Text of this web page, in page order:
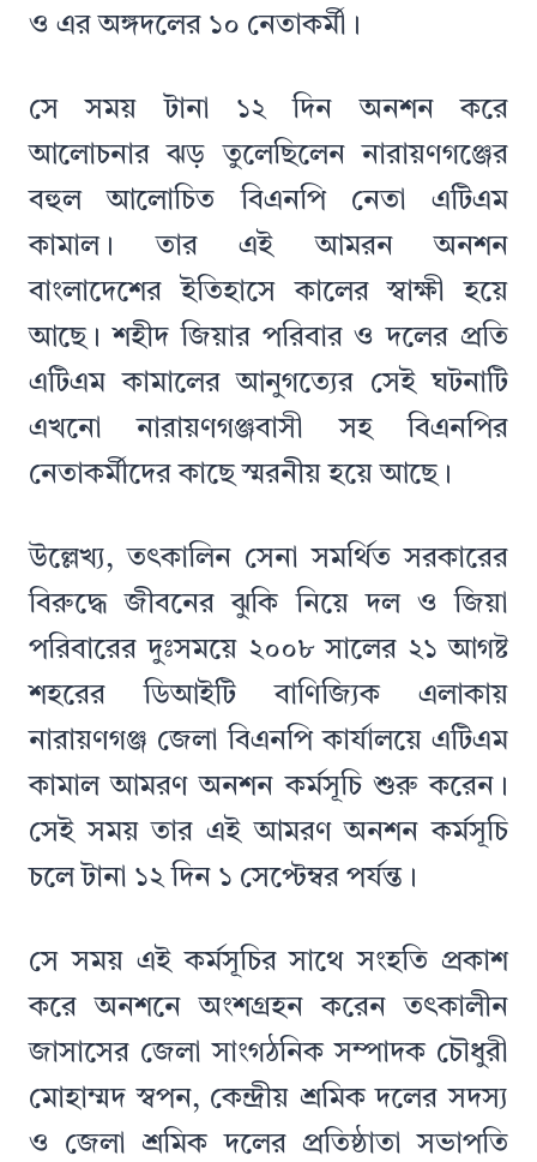
ও এর অঙ্গদলের ১০ নেতাকর্মী।
সে সময় টানা ১২ দিন অনশন করে
আলোচনার ঝড় তুলেছিলেন নারায়ণগঞ্জের
বহুল আলোচিত বিএনপি নেতা এটিএম
কামাল। তার এই আমরন অনশন
বাংলাদেশের ইতিহাসে কালের স্বাক্ষী হয়ে
আছে। শহীদ জিয়ার পরিবার ও দলের প্রতি
এটিএম কামালের আনুগত্যের সেই ঘটনাটি
এখনো নারায়ণগঞ্জবাসী সহ বিএনপির
নেতাকর্মীদের কাছে স্মরনীয় হয়ে আছে।
উল্লেখ্য, তৎকালিন সেনা সমর্থিত সরকারের
বিরুদ্ধে জীবনের ঝুকি নিয়ে দল ও জিয়া
পরিবারের দুঃসময়ে ২০০৮ সালের ২১ আগষ্ট
শহরের ডিআইটি বাণিজ্যিক এলাকায়
নারায়ণগঞ্জ জেলা বিএনপি কার্যালয়ে এটিএম
কামাল আমরণ অনশন কর্মসূচি শুরু করেন।
সেই সময় তার এই আমরণ অনশন কর্মসূচি
চলে টানা ১২ দিন ১ সেপ্টেম্বর পর্যন্ত।
সে সময় এই কর্মসূচির সাথে সংহতি প্রকাশ
করে অনশনে অংশগ্রহন করেন তৎকালীন
জাসাসের জেলা সাংগঠনিক সম্পাদক চৌধুরী
মোহাম্মদ স্বপন, কেন্দ্রীয় শ্রমিক দলের সদস্য
ও জেলা শ্রমিক দলের প্রতিষ্ঠাতা সভাপতি